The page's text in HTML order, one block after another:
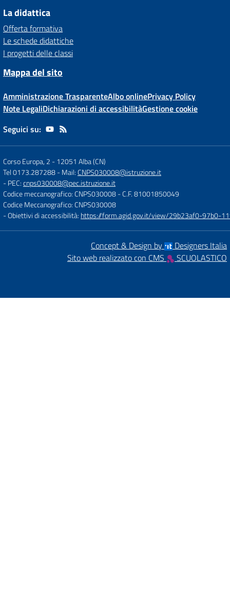
La didattica
Offerta formativa
Le schede didattiche
I progetti delle classi
Mappa del sito
Amministrazione TrasparenteAlbo onlinePrivacy Policy
Note LegaliDichiarazioni di accessibilitàGestione cookie
Seguici su:
Corso Europa, 2 -12051 Alba (CN)
Tel 0173.287288- Mail:CNPS030008@istruzione.it
- PEC:cnps030008@pec.istruzione.it
Codice meccanografico: CNPS030008- C.F. 81001850049
Codice Meccanografico: CNPS030008
- Obiettivi di accessibilità: https://form.agid.gov.it/view/29b23af0-97b0-
Concept & Design by
Designers Italia
Sito web realizzato con CMS
SCUOLASTICO